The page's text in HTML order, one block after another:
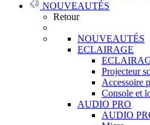
NOUVEAUTÉS
Retour
NOUVEAUTÉS
ECLAIRAGE
Projecteur
Accessoire
Console et
AUDIO PRO
AUDIO